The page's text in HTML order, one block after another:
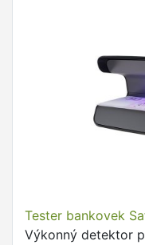
Tester bankovek
Výkonný detektor